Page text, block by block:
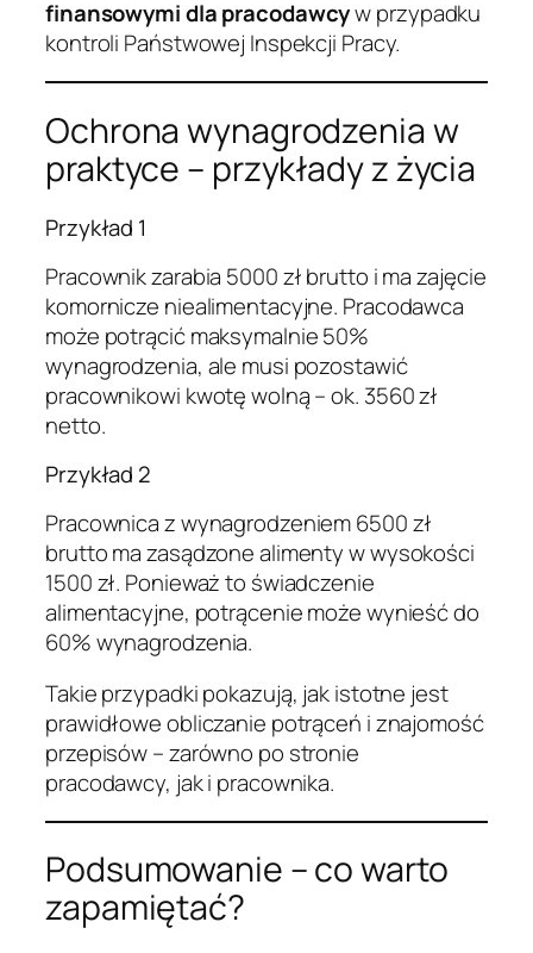
finansowymi dla pracodawcyw przypadku
kontroli Państwowej Inspekcji Pracy.
Ochrona wynagrodzenia w
praktyce – przykłady z życia
Przykład 1
Pracownik zarabia 5000 zł brutto i ma zajęcie
komornicze niealimentacyjne. Pracodawca
może potrącić maksymalnie 50%
wynagrodzenia, ale musi pozostawić
pracownikowi kwotę wolną – ok. 3560 zł
netto.
Przykład 2
Pracownica z wynagrodzeniem 6500 zł
brutto ma zasądzone alimenty w wysokości
1500 zł. Ponieważ to świadczenie
alimentacyjne, potrącenie może wynieść do
60% wynagrodzenia.
Takie przypadki pokazują, jak istotne jest
prawidłowe obliczanie potrąceń i znajomość
przepisów – zarówno po stronie
pracodawcy, jak i pracownika.
Podsumowanie – co warto
zapamiętać?